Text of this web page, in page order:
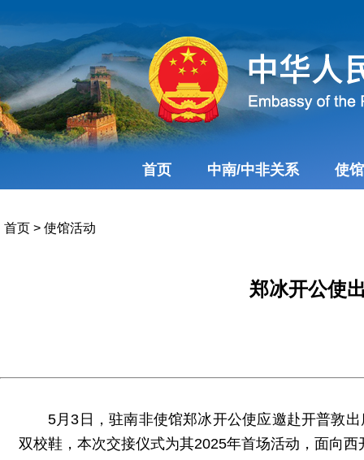
首页 中南/中非关系 使
首页 > 使馆活动
郑冰开公使
5月3日，驻南非使馆郑冰开公使应邀赴开普敦
双校鞋，本次交接仪式为其2025年首场活动，面向